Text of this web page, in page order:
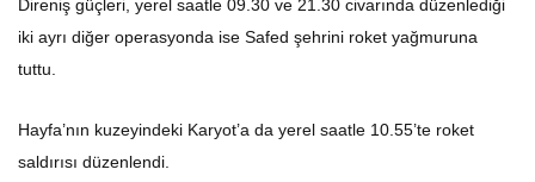
Direniş güçleri, yerel saatle 09.30 ve 21.30 civarında düzenlediği
iki ayrı diğer operasyonda ise Safed şehrini roket yağmuruna
tuttu.
Hayfa’nın kuzeyindeki Karyot’a da yerel saatle 10.55’te roket
saldırısı düzenlendi.